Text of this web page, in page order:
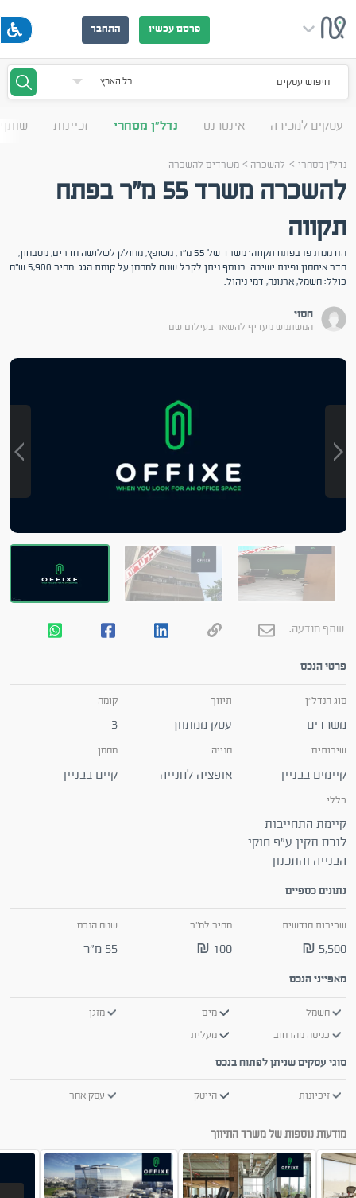
פרסם עכשיו התחבר
חיפוש עסקים
עסקים למכירה אינטרנט נדל"ן מסחרי זכיינות
נדל"ן מסחרי> להשכרה >משרדים להשכרה
להשכרה משרד 55 מ"ר בפתח
תקווה
הזדמנות פז בפתח תקווה: משרד של 55 מ"ר, משופץ, מחולק לשלושה חדרים, מטבחון,
חדר איחסון ופינת ישיבה. בנוסף ניתן לקבל שטח למחסן על קומת הגג. מחיר 5,900 ש"ח
כולל: חשמל, ארנונה, דמי ניהול.
חסוי
המשתמש מעדיף להשאר בעילום שם
שתף מודעה:
פרטי הנכס
סוג הנדל"ן
משרדים
תיווך
עסק ממתווך
קומה
3
שירותים
קיימים בבניין
חנייה
אופציה לחנייה
מחסן
קיים בבניין
כללי
קיימת התחייבות
לנכס תקין ע"פ חוקי
הבנייה והתכנון
נתונים כספיים
שכירות חודשית
5,500 ₪
מחיר למ"ר
100 ₪
שטח הנכס
55 מ"ר
מאפייני הנכס
חשמל מים
מזגן
כניסה מהרחוב
מעלית
סוגי עסקים שניתן לפתוח בנכס
זיכיונות הייטק עסק אחר
מודעות נוספות של משרד התיווך